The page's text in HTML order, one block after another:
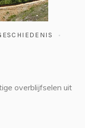
overblijfselen uit